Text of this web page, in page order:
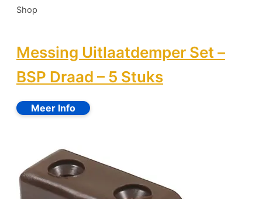
Shop
Messing Uitlaatdemper Set –
BSP Draad – 5 Stuks